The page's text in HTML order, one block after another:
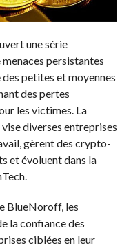
une série
menaces persistantes
petites et moyennes
des pertes
les victimes. La
diverses entreprises
gèrent des crypto-
et évoluent dans la
BlueNoroff, les
la confiance des
ciblées en leur